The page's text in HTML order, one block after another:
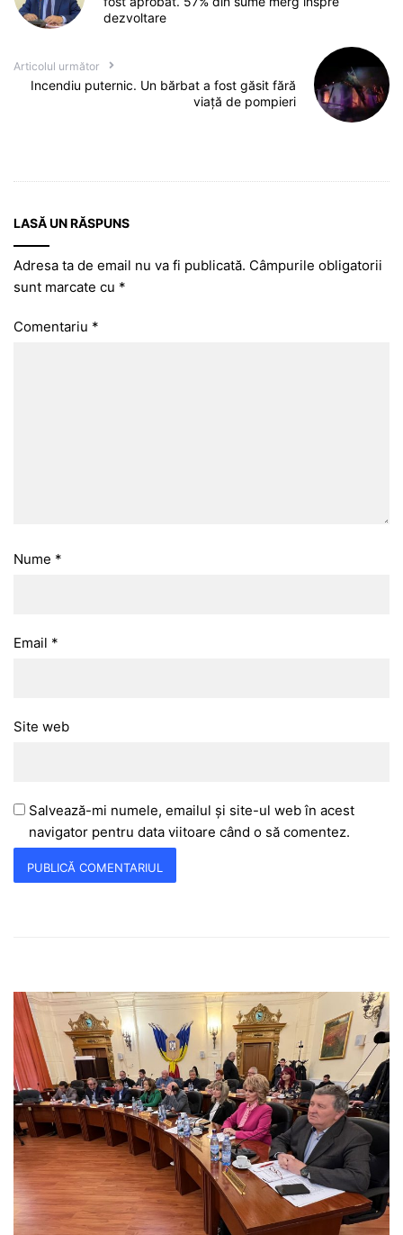
dezvoltare
Articolul următor
Incendiu puternic. Un bărbat a fost găsit fără
viață de pompieri
LASĂ UN RĂSPUNS
Adresa ta de email nu va fi publicată. Câmpurile obligatorii
sunt marcate cu *
Comentariu *
Nume *
Email *
Site web
Salvează-mi numele, emailul și site-ul web în acest
navigator pentru data viitoare când o să comentez.